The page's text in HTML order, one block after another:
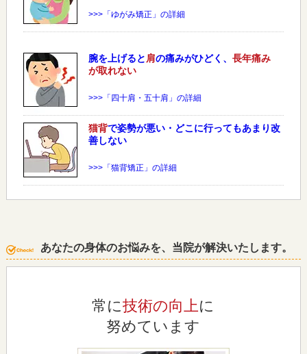
>>>「ゆがみ矯正」の詳細
腕を上げると 肩の痛みがひどく、 長年痛み
が取れない
>>>「四十肩・五十肩」の詳細
猫背で姿勢が悪い・どこに行ってもあまり改
善しない
>>>「猫背矯正」の詳細
あなたの身体のお悩みを、当院が解決いたします。
常に技術の向上に
努めています